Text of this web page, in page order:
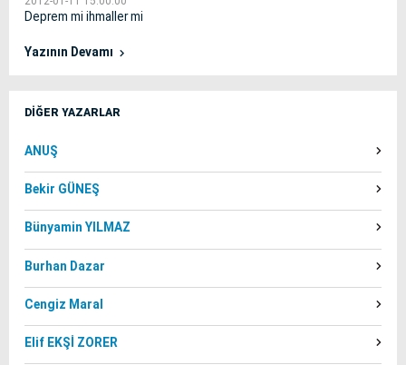
Deprem mi ihmaller mi
Yazının Devamı
DİĞER YAZARLAR
ANUŞ
Bekir GÜNEŞ
Bünyamin YILMAZ
Burhan Dazar
Cengiz Maral
Elif EKŞİ ZORER